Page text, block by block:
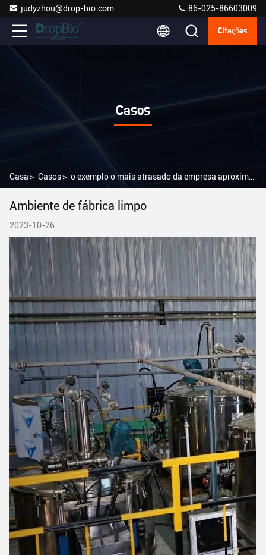
judyzhou@drop-bio.com 86-025-86603009
Citações
Casos
Casa > Casos> o exemplo o mais atrasado da empresa aproximadamente Ambiente de fábrica limpo
Ambiente de fábrica limpo
2023-10-26